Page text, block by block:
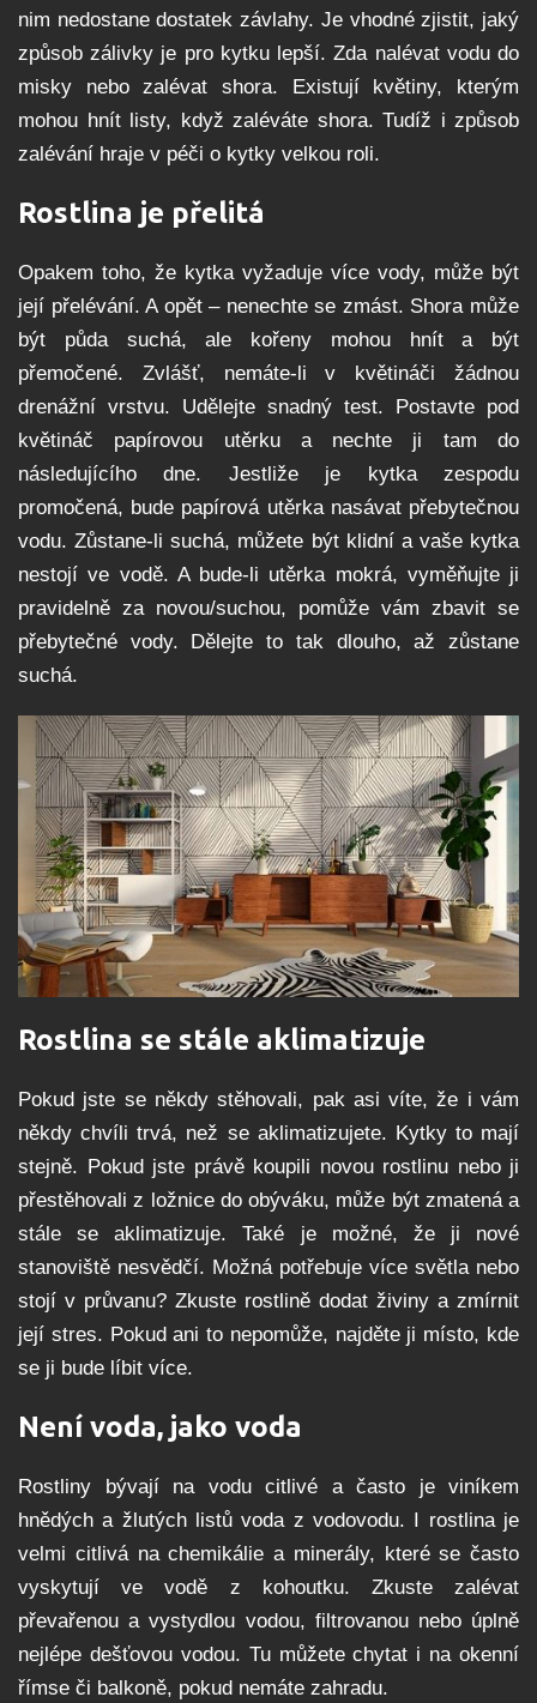
nim nedostane dostatek závlahy. Je vhodné zjistit, jaký
způsob zálivky je pro kytku lepší. Zda nalévat vodu do
misky nebo zalévat shora. Existují květiny, kterým
mohou hnít listy, když zaléváte shora. Tudíž i způsob
zalévání hraje v péči o kytky velkou roli.
Rostlina je přelitá
Opakem toho, že kytka vyžaduje více vody, může být
její přelévání. A opět – nenechte se zmást. Shora může
být půda suchá, ale kořeny mohou hnít a být
přemočené. Zvlášť, nemáte-li v květináči žádnou
drenážní vrstvu. Udělejte snadný test. Postavte pod
květináč papírovou utěrku a nechte ji tam do
následujícího dne. Jestliže je kytka zespodu
promočená, bude papírová utěrka nasávat přebytečnou
vodu. Zůstane-li suchá, můžete být klidní a vaše kytka
nestojí ve vodě. A bude-li utěrka mokrá, vyměňujte ji
pravidelně za novou/suchou, pomůže vám zbavit se
přebytečné vody. Dělejte to tak dlouho, až zůstane
suchá.
Rostlina se stále aklimatizuje
Pokud jste se někdy stěhovali, pak asi víte, že i vám
někdy chvíli trvá, než se aklimatizujete. Kytky to mají
stejně. Pokud jste právě koupili novou rostlinu nebo ji
přestěhovali z ložnice do obýváku, může být zmatená a
stále se aklimatizuje. Také je možné, že ji nové
stanoviště nesvědčí. Možná potřebuje více světla nebo
stojí v průvanu? Zkuste rostlině dodat živiny a zmírnit
její stres. Pokud ani to nepomůže, najděte ji místo, kde
se ji bude líbit více.
Není voda, jako voda
Rostliny bývají na vodu citlivé a často je viníkem
hnědých a žlutých listů voda z vodovodu. I rostlina je
velmi citlivá na chemikálie a minerály, které se často
vyskytují ve vodě z kohoutku. Zkuste zalévat
převařenou a vystydlou vodou, filtrovanou nebo úplně
nejlépe dešťovou vodou. Tu můžete chytat i na okenní
římse či balkoně, pokud nemáte zahradu.